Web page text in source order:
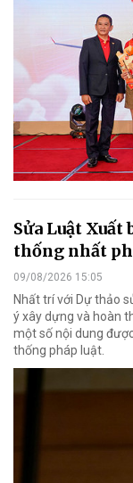
Sửa Luật Xuất
thống nhất
09/08/2026 15:05
Nhất trí với Dự thảo
ý xây dựng và hoàn
một số nội dung
thống pháp luật.